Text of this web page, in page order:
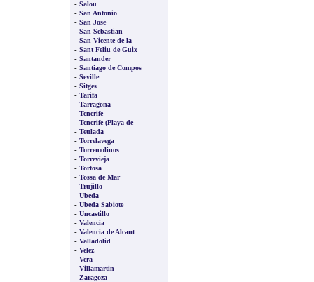
- Salou
- San Antonio
- San Jose
- San Sebastian
- San Vicente de la
- Sant Feliu de Guix
- Santander
- Santiago de Compos
- Seville
- Sitges
- Tarifa
- Tarragona
- Tenerife
- Tenerife (Playa de
- Teulada
- Torrelavega
- Torremolinos
- Torrevieja
- Tortosa
- Tossa de Mar
- Trujillo
- Ubeda
- Ubeda Sabiote
- Uncastillo
- Valencia
- Valencia de Alcant
- Valladolid
- Velez
- Vera
- Villamartin
- Zaragoza